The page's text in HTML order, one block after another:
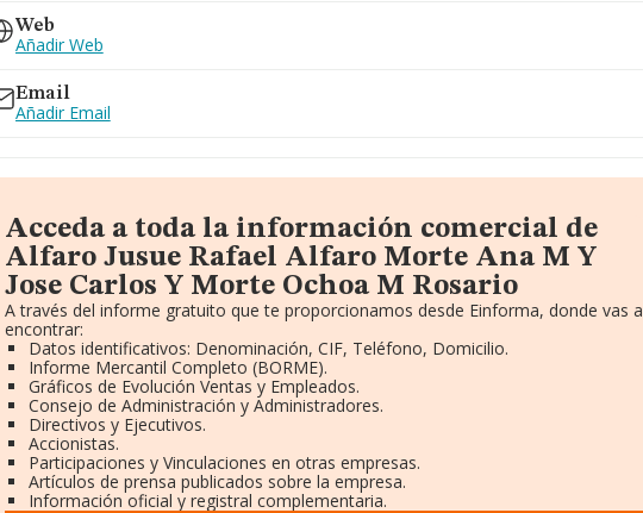
Web
Añadir Web
Email
Añadir Email
Acceda a toda la información comercial de
Alfaro Jusue Rafael Alfaro Morte Ana M Y
Jose Carlos Y Morte Ochoa M Rosario
A través del informe gratuito que te proporcionamos desde Einforma, donde vas a
encontrar:
Datos identificativos: Denominación, CIF, Teléfono, Domicilio.
Informe Mercantil Completo (BORME).
Gráficos de Evolución Ventas y Empleados.
Consejo de Administración y Administradores.
Directivos y Ejecutivos.
Accionistas.
Participaciones y Vinculaciones en otras empresas.
Artículos de prensa publicados sobre la empresa.
Información oficial y registral complementaria.